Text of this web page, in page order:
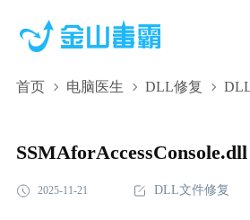
首页 电脑医生 DLL修复
SSMAforAccessConsole.dll
2025-11-21 DLL文件修复